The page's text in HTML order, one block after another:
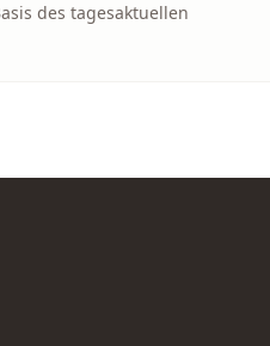
des tagesaktuellen